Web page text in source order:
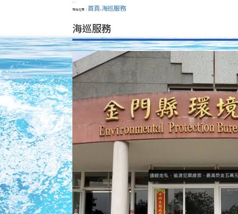
:::
現在位置： 首頁>海巡服務
海巡服務